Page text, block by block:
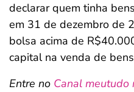
declarar quem tinha
em 31 de dezembro de
bolsa acima de
capital na venda de
Entre no Canal